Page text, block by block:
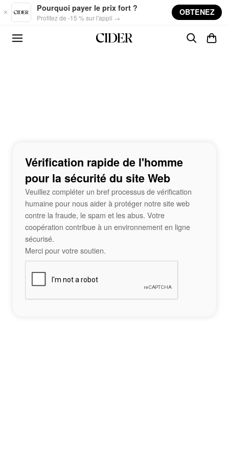
Skip to main content
Pourquoi payer le prix fort ?
Profitez de -15 % sur l'appli →
OBTENEZ
Vérification rapide de l'homme
pour la sécurité du site Web
Veuillez compléter un bref processus de vérification
humaine pour nous aider à protéger notre site web
contre la fraude, le spam et les abus. Votre
coopération contribue à un environnement en ligne
sécurisé.
Merci pour votre soutien.